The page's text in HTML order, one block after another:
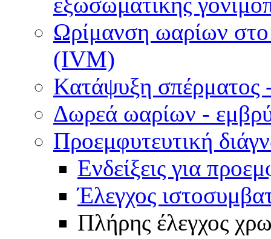
Ωρίμανση ωαρίων
(IVM)
Κατάψυξη σπέρματος
Δωρεά ωαρίων -
Προεμφυτευτική
Ενδείξεις για
Έλεγχος
Πλήρης έλεγχος